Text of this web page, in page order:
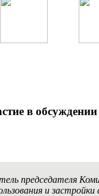
в
председателя
и застройки